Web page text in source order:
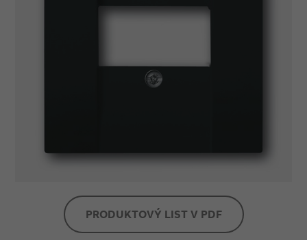
PRODUKTOVÝ LIST V PDF